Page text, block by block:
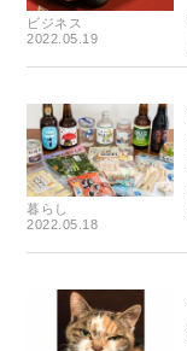
ビジネス
2022.05.19
暮らし
2022.05.18